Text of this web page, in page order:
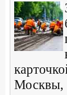
Москвы,